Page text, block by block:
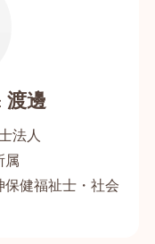
渡邊
法人
属
健福祉士・社会